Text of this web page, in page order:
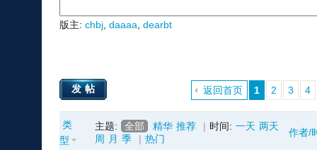
版主: chbj, daaaa dearbt
1 2 3 4
返回首页
发帖
类
型
主题: 全部 精华 推荐 | 时间: 一天 两天
周
月 季 | 热门
作者/